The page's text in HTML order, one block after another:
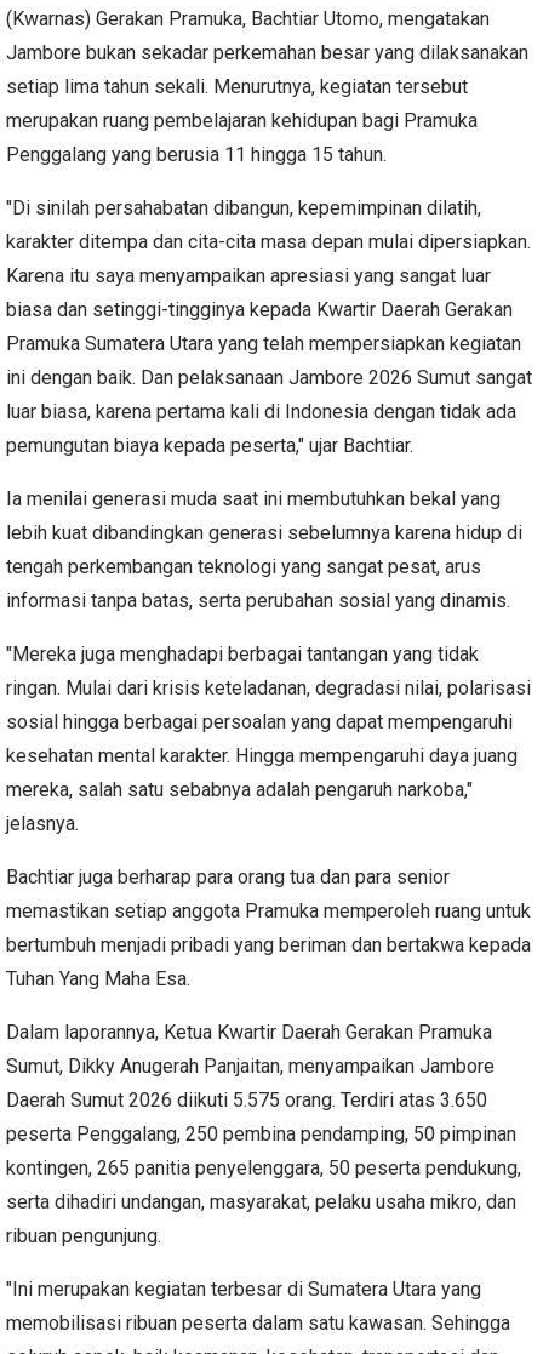
(Kwarnas) Gerakan Pramuka, Bachtiar Utomo, mengatakan
Jambore bukan sekadar perkemahan besar yang dilaksanakan
setiap lima tahun sekali. Menurutnya, kegiatan tersebut
merupakan ruang pembelajaran kehidupan bagi Pramuka
Penggalang yang berusia 11 hingga 15 tahun.
"Di sinilah persahabatan dibangun, kepemimpinan dilatih,
karakter ditempa dan cita-cita masa depan mulai dipersiapkan.
Karena itu saya menyampaikan apresiasi yang sangat luar
biasa dan setinggi-tingginya kepada Kwartir Daerah Gerakan
Pramuka Sumatera Utara yang telah mempersiapkan kegiatan
ini dengan baik. Dan pelaksanaan Jambore 2026 Sumut sangat
luar biasa, karena pertama kali di Indonesia dengan tidak ada
pemungutan biaya kepada peserta," ujar Bachtiar.
Ia menilai generasi muda saat ini membutuhkan bekal yang
lebih kuat dibandingkan generasi sebelumnya karena hidup di
tengah perkembangan teknologi yang sangat pesat, arus
informasi tanpa batas, serta perubahan sosial yang dinamis.
"Mereka juga menghadapi berbagai tantangan yang tidak
ringan. Mulai dari krisis keteladanan, degradasi nilai, polarisasi
sosial hingga berbagai persoalan yang dapat mempengaruhi
kesehatan mental karakter. Hingga mempengaruhi daya juang
mereka, salah satu sebabnya adalah pengaruh narkoba,"
jelasnya.
Bachtiar juga berharap para orang tua dan para senior
memastikan setiap anggota Pramuka memperoleh ruang untuk
bertumbuh menjadi pribadi yang beriman dan bertakwa kepada
Tuhan Yang Maha Esa.
Dalam laporannya, Ketua Kwartir Daerah Gerakan Pramuka
Sumut, Dikky Anugerah Panjaitan, menyampaikan Jambore
Daerah Sumut 2026 diikuti 5.575 orang. Terdiri atas 3.650
peserta Penggalang, 250 pembina pendamping, 50 pimpinan
kontingen, 265 panitia penyelenggara, 50 peserta pendukung,
serta dihadiri undangan, masyarakat, pelaku usaha mikro, dan
ribuan pengunjung.
"Ini merupakan kegiatan terbesar di Sumatera Utara yang
memobilisasi ribuan peserta dalam satu kawasan. Sehingga